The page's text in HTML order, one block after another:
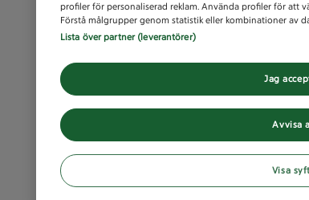
profiler för personaliserad reklam. Använda profiler för att
Förstå målgrupper genom statistik eller kombinationer av
Lista över partner (leverantörer)
Avvisa
Jag
Visa